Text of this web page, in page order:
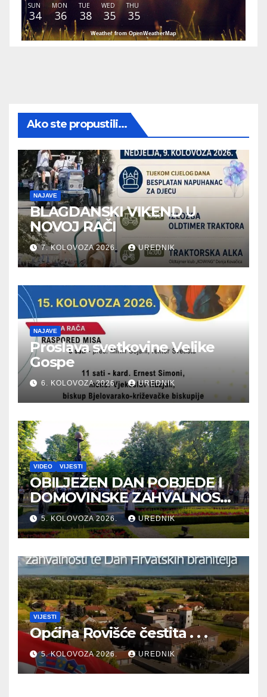
SUN
34
MON
36
TUE
38
WED
35
THU
35
Weather from OpenWeatherMap
Ako ste propustili...
NAJAVE
BLAGDANSKI VIKEND U
NOVOJ RAČI
7. KOLOVOZA 2026. UREDNIK
NAJAVE
Proslava svetkovine Velike
Gospe
6. KOLOVOZA 2026. UREDNIK
VIDEO VIJESTI
OBILJEŽEN DAN POBJEDE I
DOMOVINSKE ZAHVALNOSTI
TE DAN HRVATSKIH
BRANITELJA
5. KOLOVOZA 2026. UREDNIK
VIJESTI
Općina Rovišće čestita . . .
5. KOLOVOZA 2026. UREDNIK